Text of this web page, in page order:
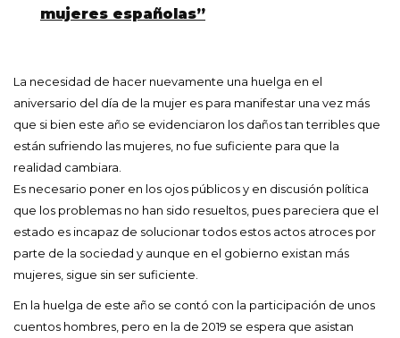
mujeres españolas”
La necesidad de hacer nuevamente una huelga en el
aniversario del día de la mujer es para manifestar una vez más
que si bien este año se evidenciaron los daños tan terribles que
están sufriendo las mujeres, no fue suficiente para que la
realidad cambiara.
Es necesario poner en los ojos públicos y en discusión política
que los problemas no han sido resueltos, pues pareciera que el
estado es incapaz de solucionar todos estos actos atroces por
parte de la sociedad y aunque en el gobierno existan más
mujeres, sigue sin ser suficiente.
En la huelga de este año se contó con la participación de unos
cuentos hombres, pero en la de 2019 se espera que asistan